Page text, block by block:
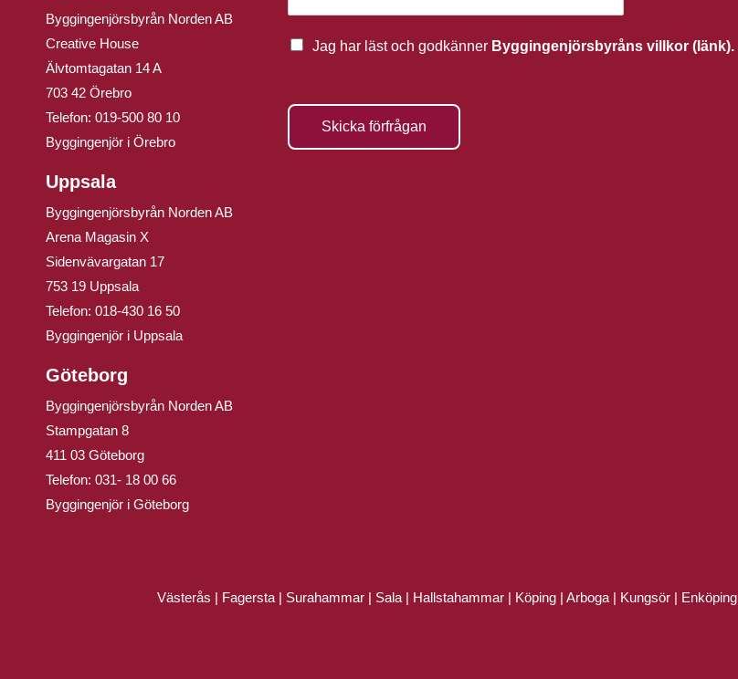
Byggingenjörsbyrån Norden AB
Creative House
Älvtomtagatan 14 A
703 42 Örebro
Telefon: 019-500 80 10
Byggingenjör i Örebro
Uppsala
Byggingenjörsbyrån Norden AB
Arena Magasin X
Sidenvävargatan 17
753 19 Uppsala
Telefon: 018-430 16 50
Byggingenjör i Uppsala
Göteborg
Byggingenjörsbyrån Norden AB
Stampgatan 8
411 03 Göteborg
Telefon: 031- 18 00 66
Byggingenjör i Göteborg
Jag har läst och godkänner Byggingenjörsbyråns villkor (länk).
Skicka förfrågan
Västerås | Fagersta | Surahammar | Sala | Hallstahammar | Köping | Arboga | Kungsör | Enköping